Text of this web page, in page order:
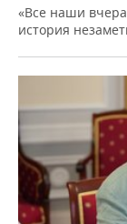
«Все наши
история